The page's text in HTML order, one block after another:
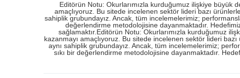
Editörün Notu: Okurlarımızla kurduğumuz ilişkiye büyük
amaçlıyoruz. Bu sitede incelenen sektör lideri bazı
sahiplik grubundayız. Ancak, tüm incelemelerimiz;
değerlendirme metodolojisine dayanmaktadır.
sağlamaktır.Editörün Notu: Okurlarımızla kurduğumuz
kazanmayı amaçlıyoruz. Bu sitede incelenen sektör lideri
aynı sahiplik grubundayız. Ancak, tüm incelemelerimiz;
sıkı bir değerlendirme metodolojisine dayanmaktadır.